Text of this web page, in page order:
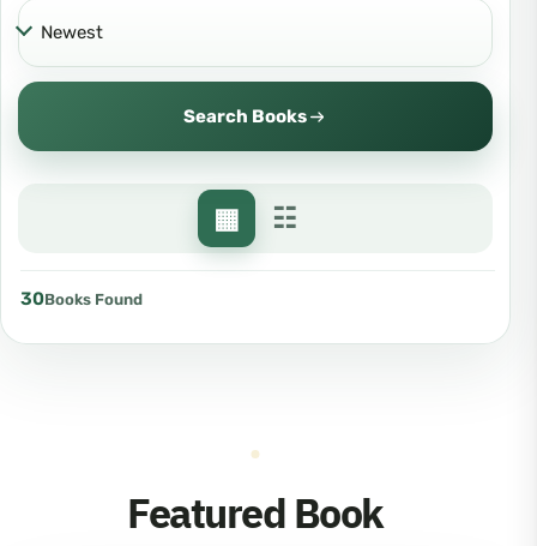
Sort
Search Books
▦ ☷
30Books Found
Featured Book